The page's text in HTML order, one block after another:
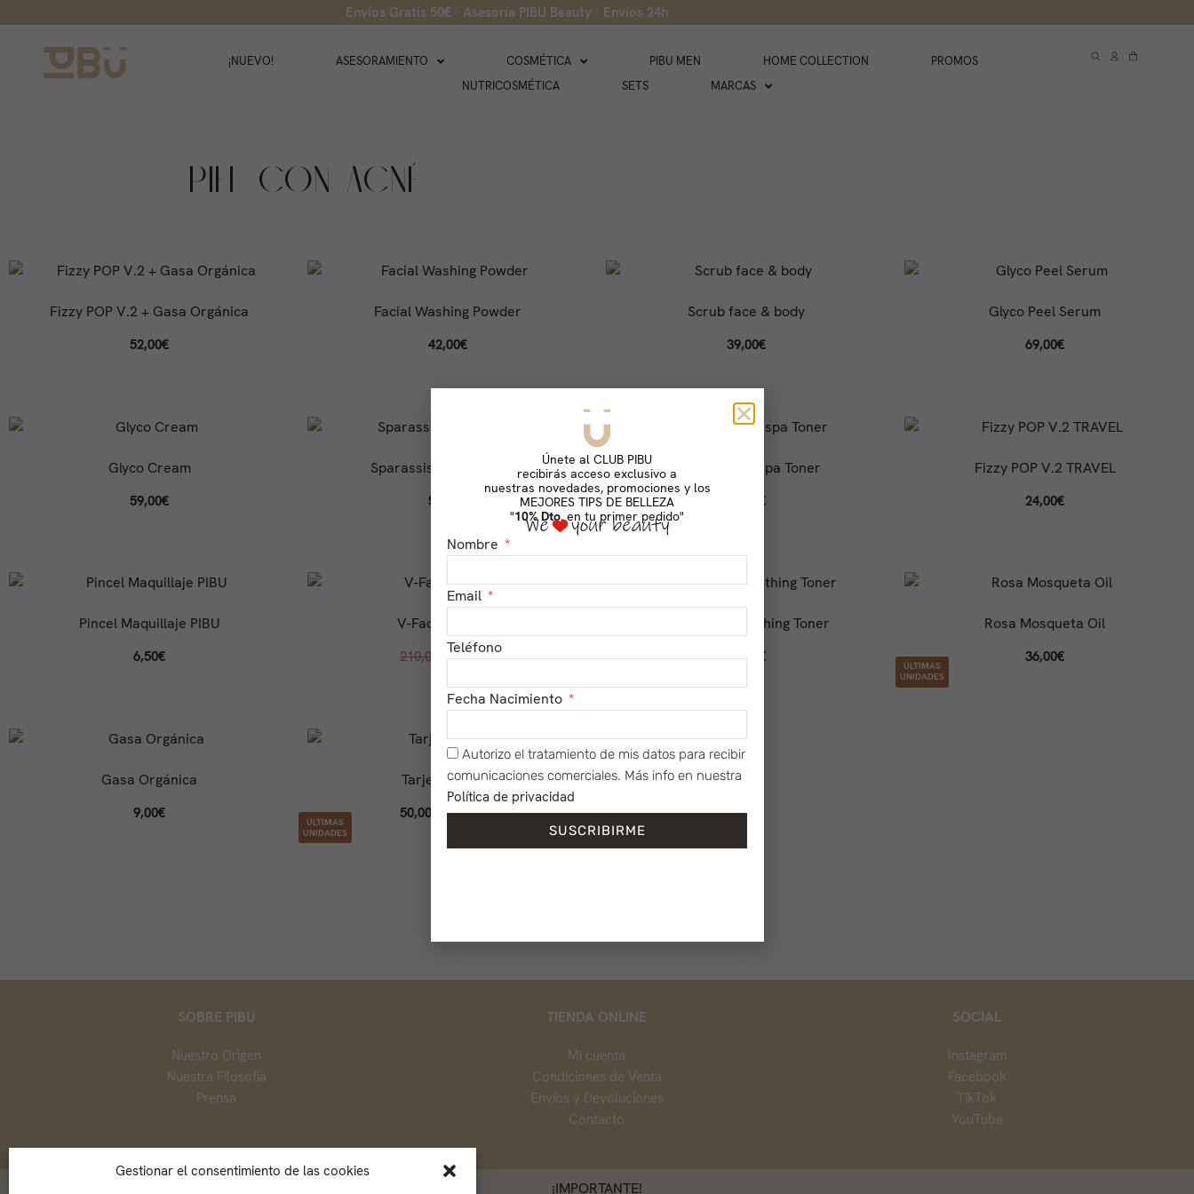
Gestionar el consentimiento de las cookies
Envíos Gratis 50€ · Asesoría PIBU Beauty · Envíos 24h
¡NUEVO! ASESORAMIENTO COSMÉTICA PIBU MEN HOME COLLECTION
PROMOS
NUTRICOSMÉTICA
SETS MARCAS
PIEL CON ACNÉ
Fizzy POP V.2 + Gasa Orgánica
52,00€
Facial Washing Powder
42,00€
Scrub face & body
39,00€
Glyco Peel Serum
69,00€
Glyco Cream
59,00€
Sparassis Crispa Serum
59,00
Sparassis Crispa Toner
€
ÚLTIMAS
UNIDADES
Fizzy POP V.2 TRAVEL
24,00€
Pincel Maquillaje PIBU
6,50€
ÚLTIMAS
UNIDADES
V-Face Contour
210,00 105,00€
Green Tea Soothing Toner
29,00 €
Rosa Mosqueta Oil
36,00€
Gasa Orgánica
9,00€
Tarjeta Regalo
50,00 500,00€
SOBRE PIBU
Nuestro Origen
Nuestra Filosofía
Prensa
TIENDA ONLINE
Mi cuenta
Condiciones de Venta
Envíos y Devoluciones
Contacto
SOCIAL
Instagram
Facebook
TikTok
YouTube
¡IMPORTANTE!
Únete al CLUB PIBU
recibirás acceso exclusivo a
nuestras novedades, promociones y los
MEJORES TIPS DE BELLEZA
"10% Dto.en tu primer pedido"
Nombre
Email
Teléfono
Fecha Nacimiento
Autorizo el tratamiento de mis datos para recibir
comunicaciones comerciales. Más info en nuestra
Política de privacidad
SUSCRIBIRME